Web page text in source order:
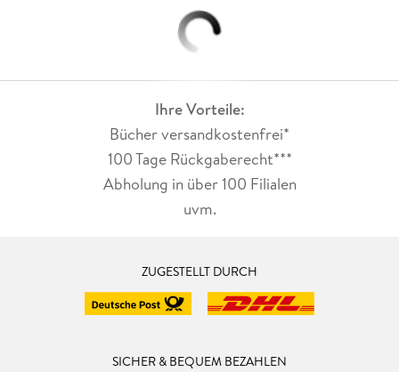
Ihre Vorteile:
Bücher versandkostenfrei*
100 Tage Rückgaberecht***
Abholung in über 100 Filialen
uvm.
ZUGESTELLT DURCH
SICHER & BEQUEM BEZAHLEN